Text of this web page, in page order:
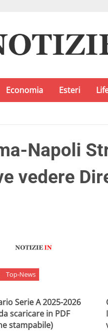
Economia Esteri
Napoli
vedere
Top-News
Serie A 2025-2026
scaricare in PDF
stampabile)